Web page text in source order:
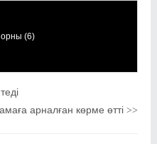
(6)
арналған көрме өтті>>